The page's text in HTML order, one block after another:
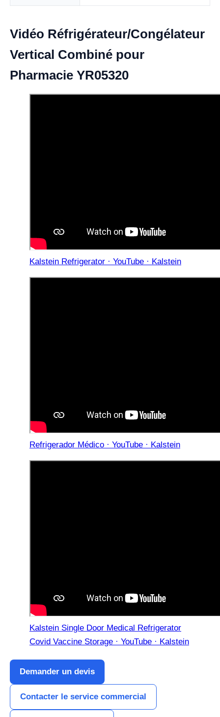
Vidéo Réfrigérateur/Congélateur
Vertical Combiné pour
Pharmacie YR05320
Kalstein Refrigerator · YouTube · Kalstein
Refrigerador Médico · YouTube · Kalstein
Kalstein Single Door Medical Refrigerator
Covid Vaccine Storage · YouTube · Kalstein
Demander un devis
Contacter le service commercial